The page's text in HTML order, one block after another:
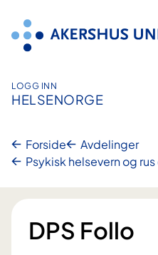
innhold
LOGG INN
HELSENORGE
Forside
Avdelinger
Psykisk helsevern og
DPS Follo